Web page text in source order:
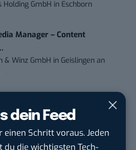
dein Feed
einen Schritt voraus. Jeden
die wichtigsten Tech-
GmbH in Eschborn
Manager – Content
& Winz GmbH in Geislingen an
inKarlsruhe